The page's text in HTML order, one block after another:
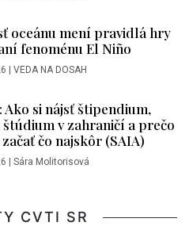
oceánu mení pravidlá hry
fenoménu El Niño
| VEDA NA DOSAH
Ako si nájsť štipendium,
v zahraničí a prečo
čo najskôr (SAIA)
| Sára Molitorisová
CVTI SR